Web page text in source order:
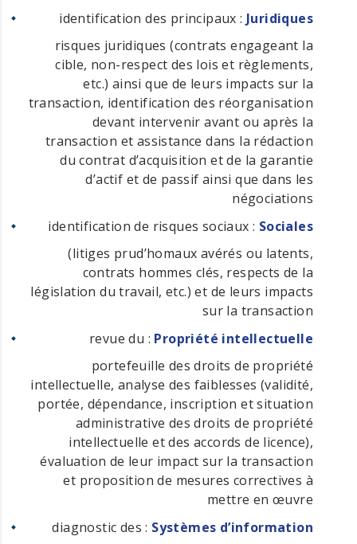
Juridiques
: identification des principaux
risques juridiques (contrats engageant la
cible, non-respect des lois et règlements,
etc.) ainsi que de leurs impacts sur la
transaction, identification des réorganisation
devant intervenir avant ou après la
transaction et assistance dans la rédaction
du contrat d’acquisition et de la garantie
d’actif et de passif ainsi que dans les
négociations
Sociales
: identification de risques sociaux
(litiges prud’homaux avérés ou latents,
contrats hommes clés, respects de la
législation du travail, etc.) et de leurs impacts
sur la transaction
Propriété intellectuelle
: revue du
portefeuille des droits de propriété
intellectuelle, analyse des faiblesses (validité,
portée, dépendance, inscription et situation
administrative des droits de propriété
intellectuelle et des accords de licence),
évaluation de leur impact sur la transaction
et proposition de mesures correctives à
mettre en œuvre
Systèmes d’information
: diagnostic des